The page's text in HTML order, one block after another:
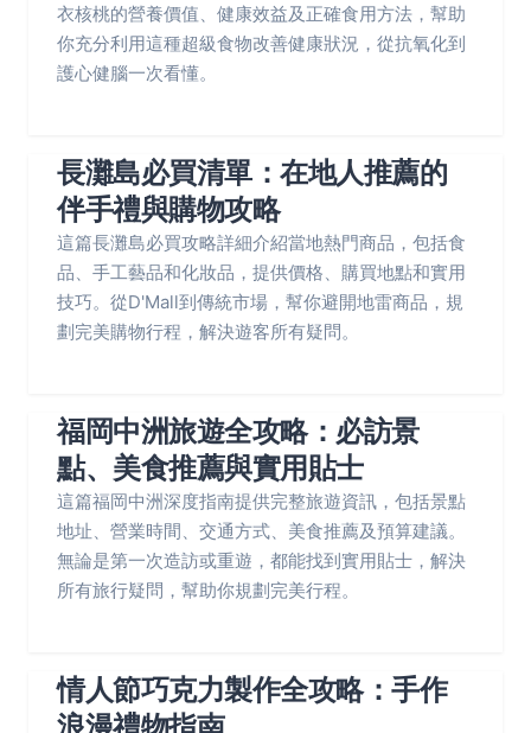
衣核桃的營養價值、健康效益及正確食用方法，幫助
你充分利用這種超級食物改善健康狀況，從抗氧化到
護心健腦一次看懂。
長灘島必買清單：在地人推薦的
伴手禮與購物攻略
這篇長灘島必買攻略詳細介紹當地熱門商品，包括食
品、手工藝品和化妝品，提供價格、購買地點和實用
技巧。從D'Mall到傳統市場，幫你避開地雷商品，規
劃完美購物行程，解決遊客所有疑問。
福岡中洲旅遊全攻略：必訪景
點、美食推薦與實用貼士
這篇福岡中洲深度指南提供完整旅遊資訊，包括景點
地址、營業時間、交通方式、美食推薦及預算建議。
無論是第一次造訪或重遊，都能找到實用貼士，解決
所有旅行疑問，幫助你規劃完美行程。
情人節巧克力製作全攻略：手作